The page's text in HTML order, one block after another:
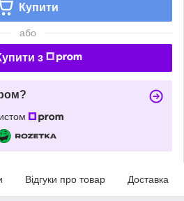
Купити
або
з
Відгуки про товар Доставка